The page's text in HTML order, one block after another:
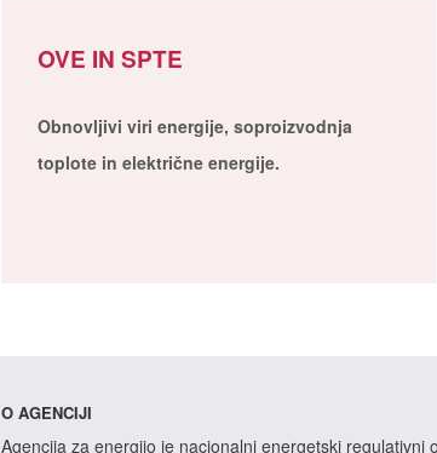
OVE IN SPTE
Obnovljivi viri energije, soproizvodnja
toplote in električne energije.
O AGENCIJI
Agencija za energijo je nacionalni energetski